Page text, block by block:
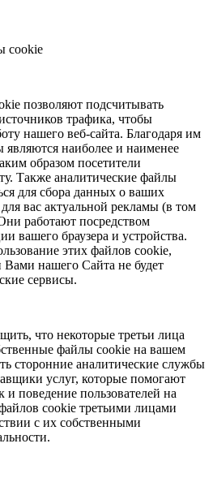
cookie
позволяют подсчитывать
трафика, чтобы
нашего веб-сайта. Благодаря им
наиболее и наименее
образом посетители
Также аналитические файлы
для сбора данных о ваших
вас актуальной рекламы (в том
работают посредством
вашего браузера и устройства.
этих файлов cookie,
нашего Сайта не будет
сервисы.
что некоторые третьи лица
файлы cookie на вашем
сторонние аналитические службы
услуг, которые помогают
и поведение пользователей на
cookie третьими лицами
с их собственными